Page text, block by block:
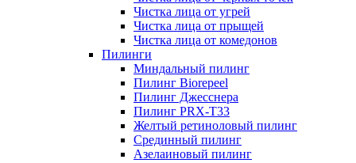
Чистка лица от угрей
Чистка лица от прыщей
Чистка лица от комедонов
Пилинги
Миндальный пилинг
Пилинг Biorepeel
Пилинг Джесснера
Пилинг PRX-T33
Желтый ретиноловый пилинг
Срединный пилинг
Азелаиновый пилинг